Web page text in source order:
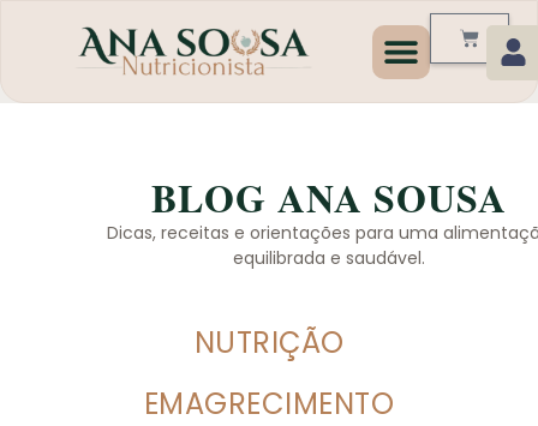
BLOG ANA SOUSA
Dicas, receitas e orientações para uma
equilibrada e saudável.
NUTRIÇÃO
EMAGRECIMENTO